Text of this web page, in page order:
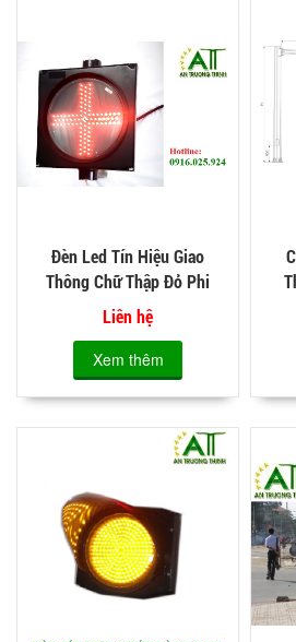
Đèn Led Tín Hiệu Giao
Thông Chữ Thập Đỏ Phi
300
Liên hệ
Xem thêm